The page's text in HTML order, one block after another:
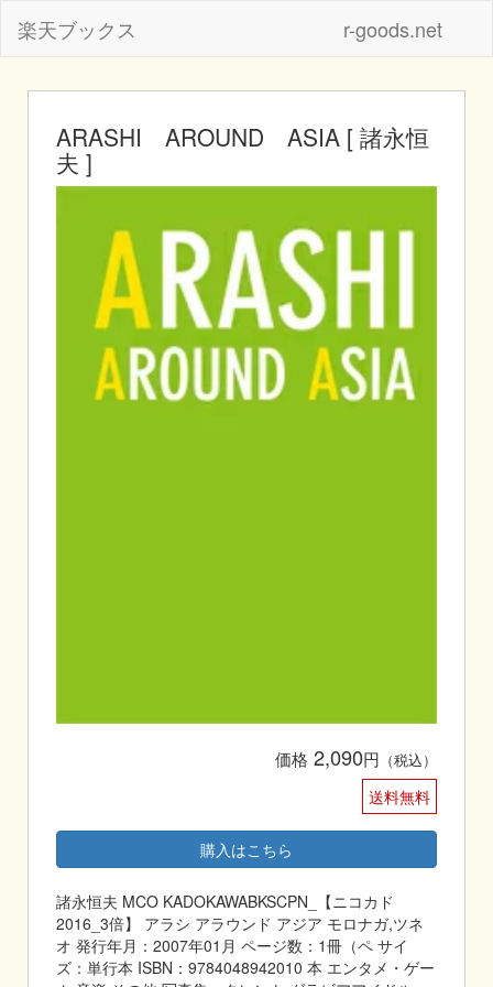
楽天ブックス r-goods.net
ARASHI AROUND ASIA [ 諸永恒
夫 ]
価格 2,090円 （税込）
送料無料
購入はこちら
諸永恒夫 MCO KADOKAWABKSCPN_【ニコカド
2016_3倍】 アラシ アラウンド アジア モロナガ,ツネ
オ 発行年月：2007年01月 ページ数：1冊（ペ サイ
ズ：単行本 ISBN：9784048942010 本 エンタメ・ゲー